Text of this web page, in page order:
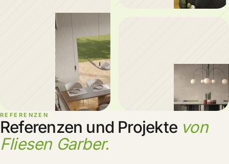
REFERENZEN
Referenzen und Projekte von
Fliesen Garber.